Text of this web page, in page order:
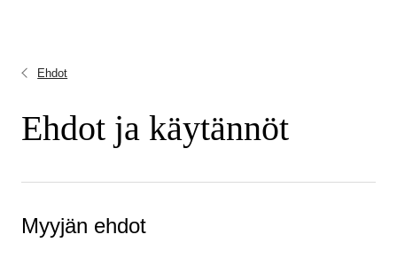
Ehdot
Ehdot ja käytännöt
Myyjän ehdot